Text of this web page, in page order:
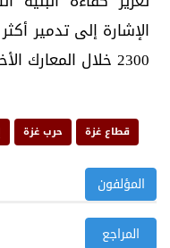
2300 خلال المعارك الأخيرة.
قطاع غزة حرب غزة
المؤلفون
المراجع